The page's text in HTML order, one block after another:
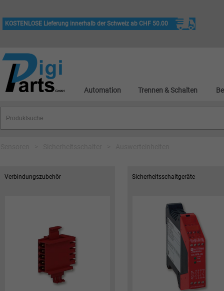
KOSTENLOSE Lieferung innerhalb der Schweiz ab CHF 50.00
Automation Trennen & Schalten
Verbindungszubehör Sicherheitsschaltgeräte